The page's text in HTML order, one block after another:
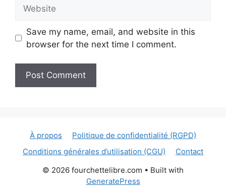
Save my name, email, and website in this
browser for the next time I comment.
À propos
Politique de confidentialité (RGPD)
Conditions générales d’utilisation (CGU)
Contact
© 2026 fourchettelibre.com • Built with
GeneratePress